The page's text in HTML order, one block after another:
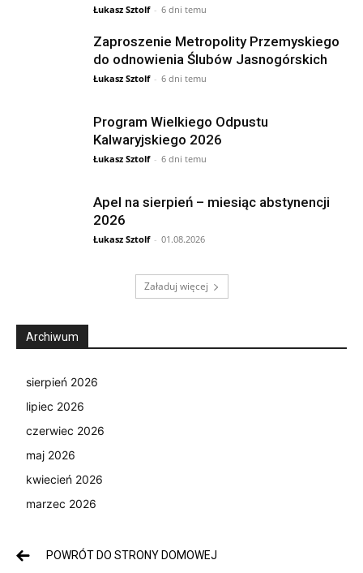
Łukasz Sztolf - 6 dni temu
Zaproszenie Metropolity Przemyskiego
do odnowienia Ślubów Jasnogórskich
Łukasz Sztolf - 6 dni temu
Program Wielkiego Odpustu
Kalwaryjskiego 2026
Łukasz Sztolf - 6 dni temu
Apel na sierpień – miesiąc abstynencji
2026
Łukasz Sztolf - 01.08.2026
Załaduj więcej
Archiwum
sierpień 2026
lipiec 2026
czerwiec 2026
maj 2026
kwiecień 2026
marzec 2026
POWRÓT DO STRONY DOMOWEJ